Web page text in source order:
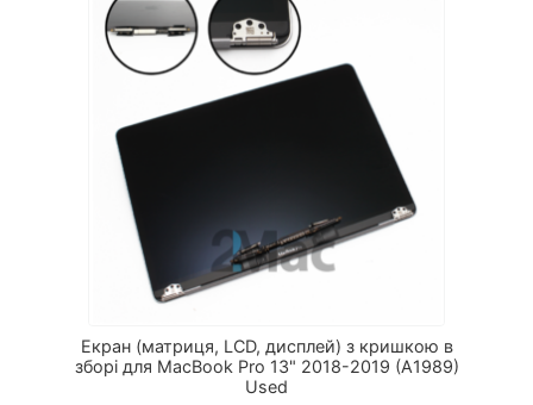
Екран (матриця, LCD, дисплей) з кришкою в
зборі для MacBook Pro 13" 2018-2019 (A1989)
Used